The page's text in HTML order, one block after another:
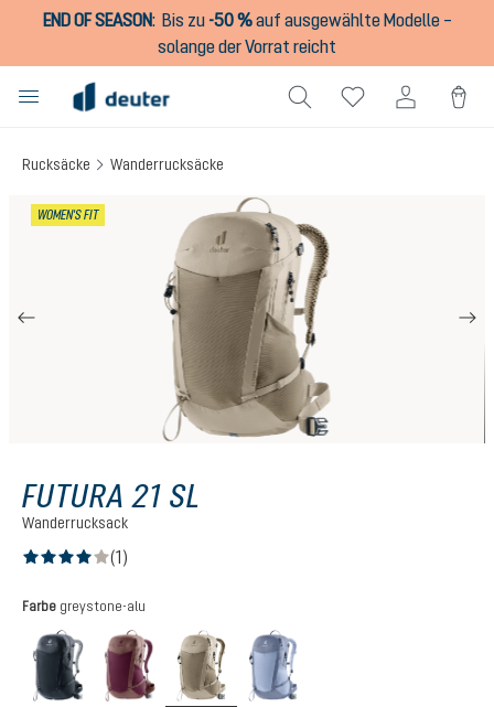
springen
END OF SEASON: Bis zu -50 %auf ausgewählte Modelle –
solange der Vorrat reicht
Rucksäcke Wanderrucksäcke
WOMEN'S FIT
FUTURA 21 SL
Wanderrucksack
(1)
Farbeauswählen
greystone-alu
black cassis-ashrosegreystone-alu